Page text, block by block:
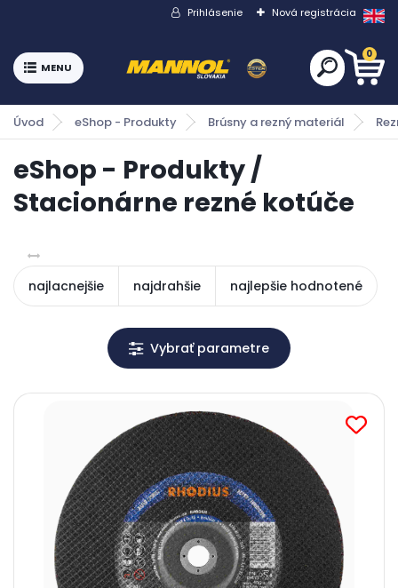
Prihlásenie Nová registrácia
0
Úvod eShop - Produkty Brúsny a rezný materiál
eShop - Produkty /
Stacionárne rezné kotúče
najlacnejšie najdrahšie najlepšie hodnotené